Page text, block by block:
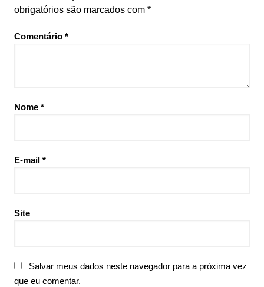
obrigatórios são marcados com *
Comentário *
Nome *
E-mail *
Site
Salvar meus dados neste navegador para a próxima vez
que eu comentar.